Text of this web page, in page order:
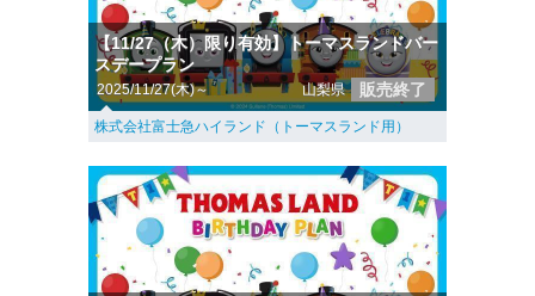
【11/27（木）限り有効】トーマスランドバー
スデープラン
2025/11/27(木)～ 山梨県 販売終了
株式会社富士急ハイランド（トーマスランド用）